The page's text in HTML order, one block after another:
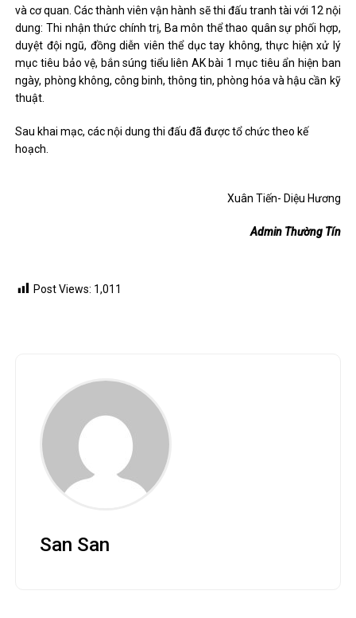
và cơ quan. Các thành viên vận hành sẽ thi đấu tranh tài với 12 nội
dung: Thi nhận thức chính trị, Ba môn thể thao quân sự phối hợp,
duyệt đội ngũ, đồng diễn viên thể dục tay không, thực hiện xử lý
mục tiêu bảo vệ, bắn súng tiểu liên AK bài 1 mục tiêu ẩn hiện ban
ngày, phòng không, công binh, thông tin, phòng hóa và hậu cần kỹ
thuật.
Sau khai mạc, các nội dung thi đấu đã được tổ chức theo kế
hoạch.
Xuân Tiến- Diệu Hương
Admin Thường Tín
Post Views: 1,011
San San